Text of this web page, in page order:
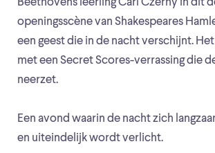
Beethovens leerling Carl Czerny in dit
openingsscène van Shakespeares
een geest die in de nacht verschijnt.
met een Secret Scores-verrassing die
neerzet.
Een avond waarin de nacht zich
en uiteindelijk wordt verlicht.